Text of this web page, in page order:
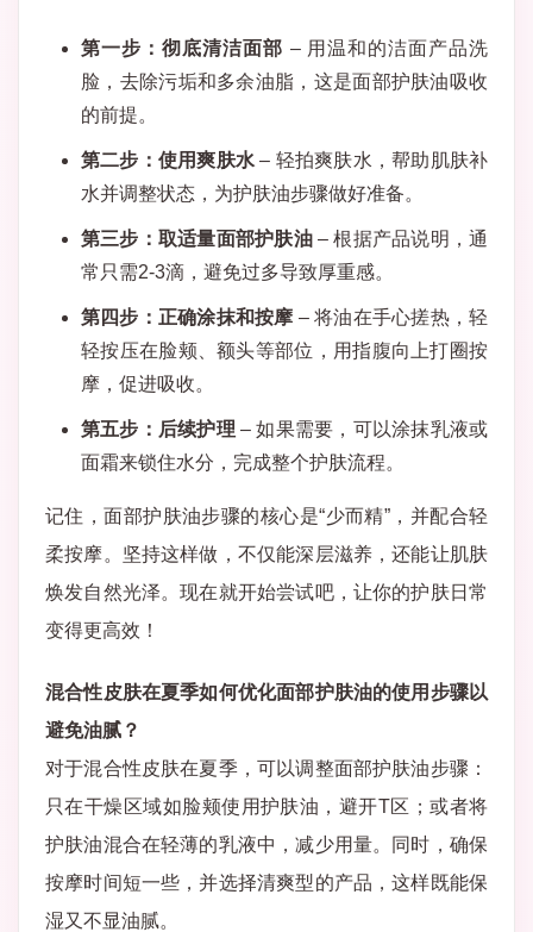
第一步：彻底清洁面部 – 用温和的洁面产品洗
脸，去除污垢和多余油脂，这是面部护肤油吸收
的前提。
第二步：使用爽肤水 – 轻拍爽肤水，帮助肌肤补
水并调整状态，为护肤油步骤做好准备。
第三步：取适量面部护肤油– 根据产品说明，通
常只需2-3滴，避免过多导致厚重感。
第四步：正确涂抹和按摩 – 将油在手心搓热，轻
轻按压在脸颊、额头等部位，用指腹向上打圈按
摩，促进吸收。
第五步：后续护理 – 如果需要，可以涂抹乳液或
面霜来锁住水分，完成整个护肤流程。
记住，面部护肤油步骤的核心是“少而精”，并配合轻
柔按摩。坚持这样做，不仅能深层滋养，还能让肌肤
焕发自然光泽。现在就开始尝试吧，让你的护肤日常
变得更高效！
混合性皮肤在夏季如何优化面部护肤油的使用步骤以
避免油腻？
对于混合性皮肤在夏季，可以调整面部护肤油步骤：
只在干燥区域如脸颊使用护肤油，避开T区；或者将
护肤油混合在轻薄的乳液中，减少用量。同时，确保
按摩时间短一些，并选择清爽型的产品，这样既能保
湿又不显油腻。